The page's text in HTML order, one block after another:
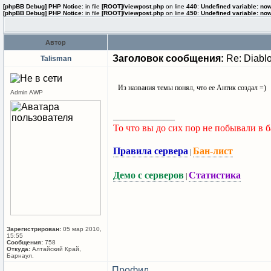
[phpBB Debug] PHP Notice: in file [ROOT]/viewpost.php on line 440: Undefined variable:
[phpBB Debug] PHP Notice: in file [ROOT]/viewpost.php on line 450: Undefined variable:
Автор
Talisman Заголовок сообщения: Re:
Admin AWP
Зарегистрирован: 05 мар 2010,
15:55
Сообщения: 758
Откуда: Алтайский Край,
Барнаул.
Из названия темы понял, что ее Антик создал =)
То что вы до сих пор не побывали в
Правила сервера Бан-лист
Демо с серверов Статистика